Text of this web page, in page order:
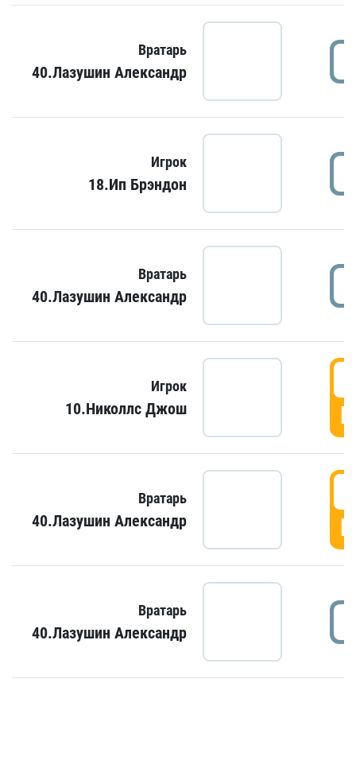
Вратарь
40.Лазушин Александр
Игрок
18.Ип Брэндон
Вратарь
40.Лазушин Александр
Игрок
10.Николлс Джош
Вратарь
40.Лазушин Александр
Вратарь
40.Лазушин Александр